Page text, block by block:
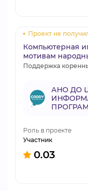
Проект не
Компьютерная
мотивам
Поддержка
АНО ДО
Роль в проекте
Участник
0.03